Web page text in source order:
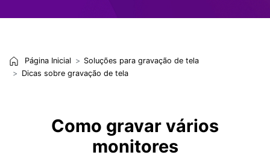
Página Inicial
Soluções para gravação de tela
Dicas sobre gravação de tela
Como gravar vários
monitores